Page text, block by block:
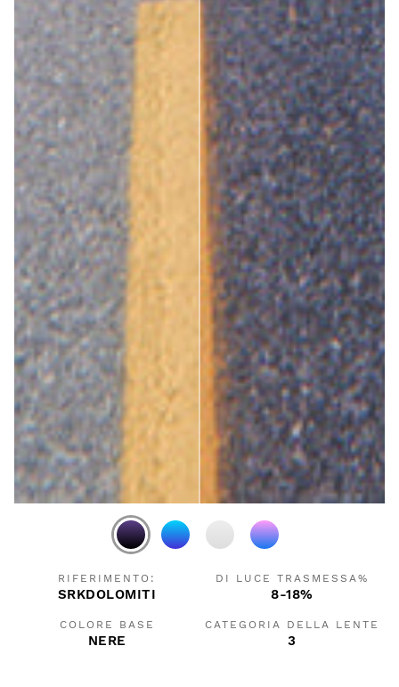
RIFERIMENTO:
SRKDOLOMITI
DI LUCE TRASMESSA%
8-18%
COLORE BASE
NERE
CATEGORIA DELLA LENTE
3